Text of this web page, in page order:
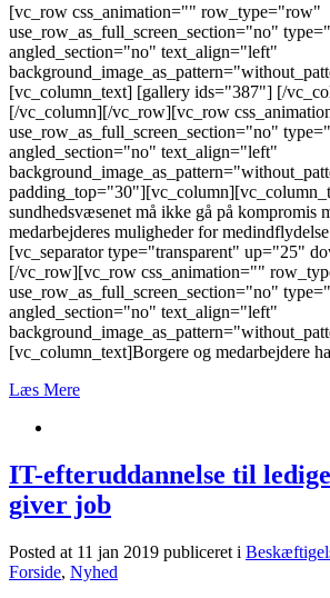
[vc_row css_animation="" row_type="row"
use_row_as_full_screen_section="no"
angled_section="no" text_align="left"
[vc_column_text] [gallery ids="387"] [/
[/vc_column][/vc_row][vc_row
use_row_as_full_screen_section="no"
angled_section="no" text_align="left"
sundhedsvæsenet må ikke gå på kompromis
medarbejderes muligheder for
[vc_separator type="transparent" up="25"
[/vc_row][vc_row css_animation=""
use_row_as_full_screen_section="no"
angled_section="no" text_align="left"
[vc_column_text]Borgere og medarbejdere
Læs Mere
IT-efteruddannelse til
giver job
Posted at 11 jan 2019 publiceret i
Forside, Nyhed